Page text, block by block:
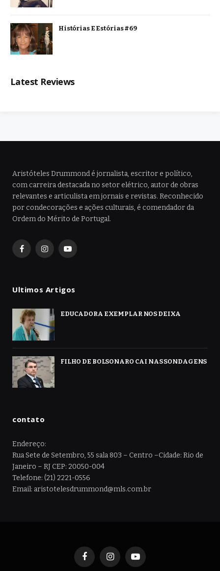
Histórias E Estórias #69
Latest Reviews
Aristóteles Drummond é jornalista, escritor e político,
com carreira destacada no setor elétrico, autor de obras
relevantes e articulista em jornais e revistas. Reconhecido
por condecorações e ações culturais, é comendador da
Ordem do Mérito de Portugal.
FacebookInstagramYouTube
Ultimos Artigos
EDUCADORA EXEMPLAR NOS DEIXA
FILHO DE BOLSONARO CAI NAS SONDAGENS
contato
Endereço:
Rua Sete de Setembro, 55 sala 803 – Centro –Cidade: Rio de
Janeiro – RJ CEP: 20050-004
Telefone: (21) 2221-0556
Email: aristotelesdrummond@mls.com.br
FacebookInstagramYouTube